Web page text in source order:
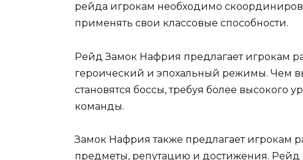
рейда игрокам необходимо
применять свои классовые способности.
Рейд Замок Нафрия предлагает игрокам
героический и эпохальный режимы. Чем
становятся боссы, требуя более
команды.
Замок Нафрия также предлагает игрокам
предметы, репутацию и достижения. Рейд